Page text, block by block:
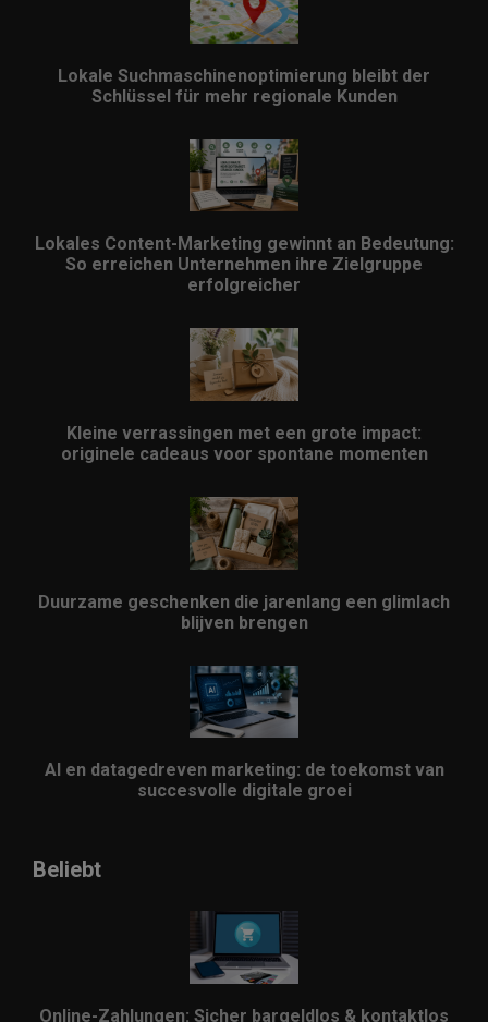
Lokale Suchmaschinenoptimierung bleibt der
Schlüssel für mehr regionale Kunden
Lokales Content-Marketing gewinnt an Bedeutung:
So erreichen Unternehmen ihre Zielgruppe
erfolgreicher
Kleine verrassingen met een grote impact:
originele cadeaus voor spontane momenten
Duurzame geschenken die jarenlang een glimlach
blijven brengen
AI en datagedreven marketing: de toekomst van
succesvolle digitale groei
Beliebt
Online-Zahlungen: Sicher bargeldlos & kontaktlos